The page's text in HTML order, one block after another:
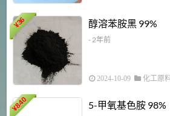
¥
36 醇溶苯胺黑 99%
- 2年前
2024-10-09 化工原
¥
840 5-甲氧基色胺 98%